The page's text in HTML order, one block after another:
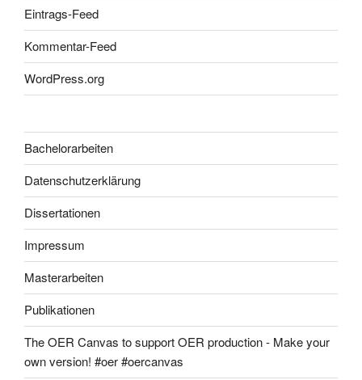
Eintrags-Feed
Kommentar-Feed
WordPress.org
Bachelorarbeiten
Datenschutzerklärung
Dissertationen
Impressum
Masterarbeiten
Publikationen
The OER Canvas to support OER production - Make your
own version! #oer #oercanvas